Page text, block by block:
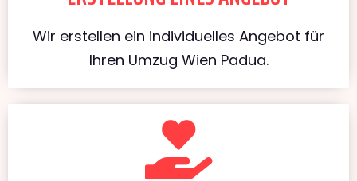
Wir erstellen ein individuelles Angebot für
Ihren Umzug Wien Padua.